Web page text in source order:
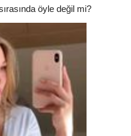
öyle değil mi?